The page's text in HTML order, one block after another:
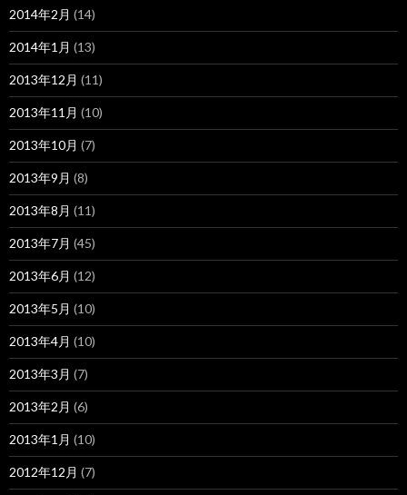
2014年2月 (14)
2014年1月 (13)
2013年12月 (11)
2013年11月 (10)
2013年10月 (7)
2013年9月 (8)
2013年8月 (11)
2013年7月 (45)
2013年6月 (12)
2013年5月 (10)
2013年4月 (10)
2013年3月 (7)
2013年2月 (6)
2013年1月 (10)
2012年12月 (7)